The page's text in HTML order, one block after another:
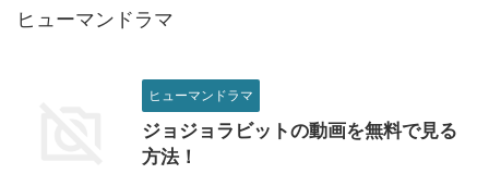
ヒューマンドラマ
ヒューマンドラマ
ジョジョラビットの動画を無料で見る
方法！